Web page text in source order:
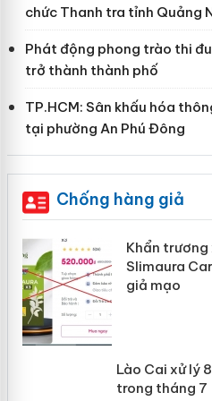
chức Thanh tra tỉnh Quảng
Phát động phong trào thi
trở thành thành phố
TP.HCM: Sân khấu hóa
tại phường An Phú Đông
Chống hàng giả
Khẩn trương
Slimaura
giả mạo
Lào Cai xử
mại trong